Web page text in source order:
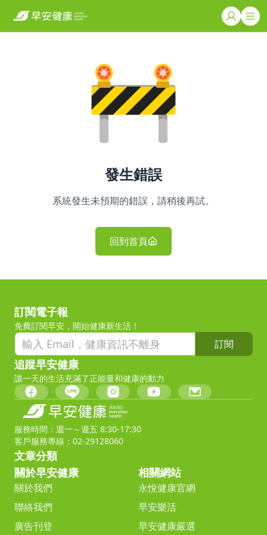
發生錯誤
系統發生未預期的錯誤，請稍後再試。
回到首頁
訂閱電子報
免費訂閱早安，開始健康新生活！
訂閱
追蹤早安健康
讓一天的生活充滿了正能量和健康的動力
服務時間：週一～週五 8:30-17:30
客戶服務專線：02-29128060
文章分類
關於早安健康
關於我們
聯絡我們
廣告刊登
相關網站
永悅健康官網
早安樂活
早安健康嚴選